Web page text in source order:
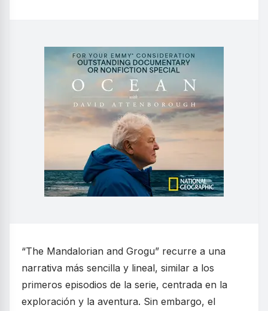
“The Mandalorian and Grogu” recurre a una
narrativa más sencilla y lineal, similar a los
primeros episodios de la serie, centrada en la
exploración y la aventura. Sin embargo, el